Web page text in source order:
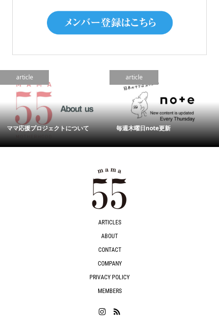
article
ママ応援プロジェクトについて
article
毎週木曜日note更新
ARTICLES
ABOUT
CONTACT
COMPANY
PRIVACY POLICY
MEMBERS